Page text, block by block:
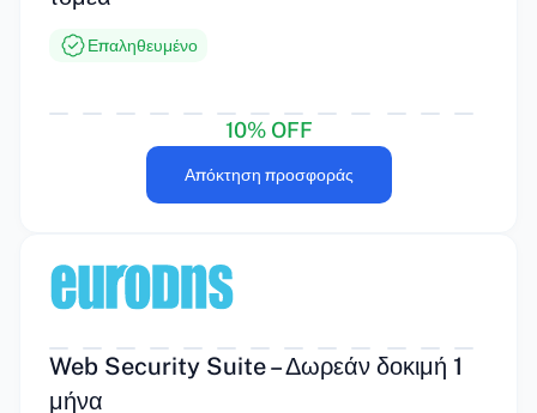
Επαληθευμένο
10% OFF
Απόκτηση προσφοράς
Web Security Suite – Δωρεάν δοκιμή 1
μήνα